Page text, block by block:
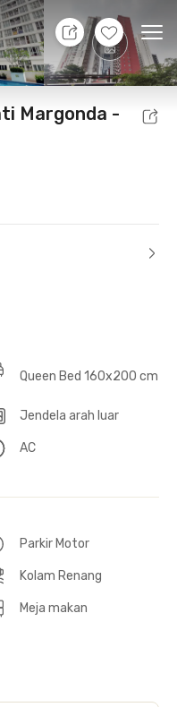
+12
Aturan
Margonda -
Queen Bed 160x200 cm
Jendela arah luar
AC
Parkir Motor
Kolam Renang
Meja makan